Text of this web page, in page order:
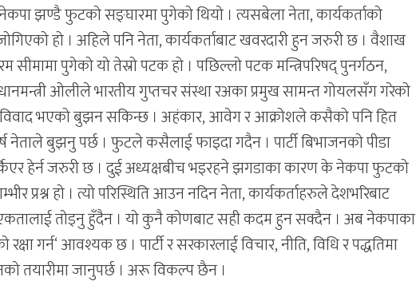
झण्डै फुटको सङ्घारमा पुगेको थियो । त्यसबेला नेता, कार्यकर्ताको
हो । अहिले पनि नेता, कार्यकर्ताबाट खवरदारी हुन जरुरी छ । वैशाख
सीमामा पुगेको यो तेस्रो पटक हो । पछिल्लो पटक मन्त्रिपरिषद् पुनर्गठन,
ओलीले भारतीय गुप्तचर संस्था रअका प्रमुख सामन्त गोयलसँग गरेको
भएको बुझन सकिन्छ । अहंकार, आवेग र आक्रोशले कसैको पनि हित
नेताले बुझनु पर्छ । फुटले कसैलाई फाइदा गदैन । पार्टी बिभाजनको पीडा
हेर्न जरुरी छ । दुई अध्यक्षबीच भइरहने झगडाका कारण के नेकपा फुटको
प्रश्न हो । त्यो परिस्थिति आउन नदिन नेता, कार्यकर्ताहरुले देशभरिबाट
एकतालाई तोड्नु हुँदैन । यो कुनै कोणबाट सही कदम हुन सक्दैन । अब नेकपाका
गर्न‘ आवश्यक छ । पार्टी र सरकारलाई विचार, नीति, विधि र पद्धतिमा
तयारीमा जानुपर्छ । अरू विकल्प छैन ।